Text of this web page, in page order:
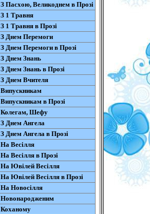
З Пасхою, Великоднем в Прозі
З 1 Травня
З 1 Травня в Прозі
З Днем Перемоги
З Днем Перемоги в Прозі
З Днем Знань
З Днем Знань в Прозі
З Днем Вчителя
Випускникам
Випускникам в Прозі
Колегам, Шефу
З Днем Ангела
З Днем Ангела в Прозі
На Весілля
На Весілля в Прозі
На Ювілей Весілля
На Ювілей Весілля в Прозі
На Новосілля
Новонародженим
Коханому